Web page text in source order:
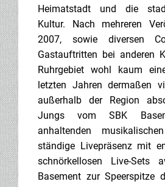
Heimatstadt und die
Kultur. Nach mehreren
2007, sowie diversen
Gastauftritten bei anderen
Ruhrgebiet wohl kaum
letzten Jahren dermaßen
außerhalb der Region
Jungs vom SBK
anhaltenden
ständige Livepräsenz mit
schnörkellosen Live-Sets
Basement zur Speerspitze